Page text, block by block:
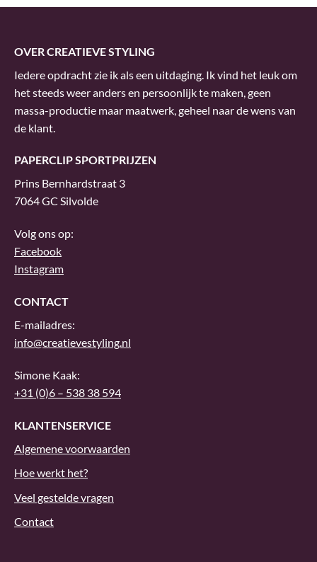
OVER CREATIEVE STYLING
Iedere opdracht zie ik als een uitdaging. Ik vind het leuk om
het steeds weer anders en persoonlijk te maken, geen
massa-productie maar maatwerk, geheel naar de wens van
de klant.
PAPERCLIP SPORTPRIJZEN
Prins Bernhardstraat 3
7064 GC Silvolde
Volg ons op:
Facebook
Instagram
CONTACT
E-mailadres:
info@creatievestyling.nl
Simone Kaak:
+31 (0)6 – 538 38 594
KLANTENSERVICE
Algemene voorwaarden
Hoe werkt het?
Veel gestelde vragen
Contact